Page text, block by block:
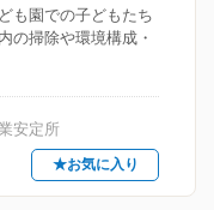
も園での子どもたち
の掃除や環境構成・
安定所
★お気に入り